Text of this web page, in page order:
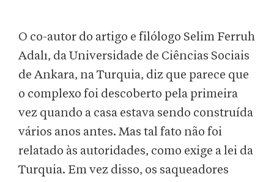
O co-autor do artigo e filólogo Selim Ferruh
Adalı, da Universidade de Ciências Sociais
de Ankara, na Turquia, diz que parece que
o complexo foi descoberto pela primeira
vez quando a casa estava sendo construída
vários anos antes. Mas tal fato não foi
relatado às autoridades, como exige a lei da
Turquia. Em vez disso, os saqueadores